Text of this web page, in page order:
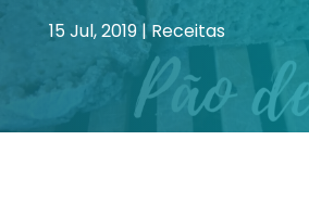
15 Jul, 2019|Receitas